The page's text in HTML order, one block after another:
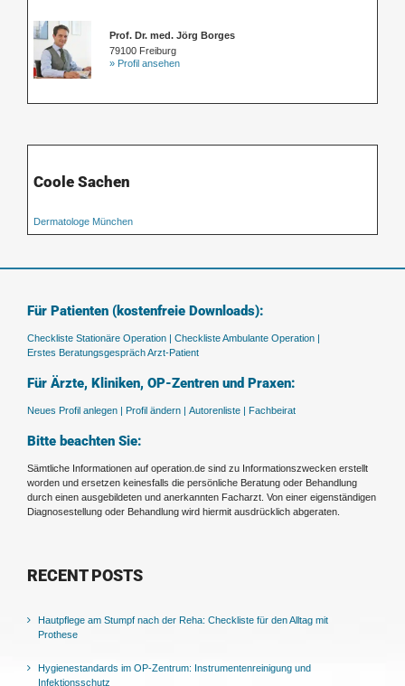
Prof. Dr. med. Jörg Borges
79100 Freiburg
» Profil ansehen
Coole Sachen
Dermatologe München
Für Patienten (kostenfreie Downloads):
Checkliste Stationäre Operation |
Checkliste Ambulante Operation |
Erstes Beratungsgespräch Arzt-Patient
Für Ärzte, Kliniken, OP-Zentren und Praxen:
Neues Profil anlegen | Profil ändern | Autorenliste | Fachbeirat
Bitte beachten Sie:
Sämtliche Informationen auf operation.de sind zu Informationszwecken erstellt
worden und ersetzen keinesfalls die persönliche Beratung oder Behandlung
durch einen ausgebildeten und anerkannten Facharzt. Von einer eigenständigen
Diagnosestellung oder Behandlung wird hiermit ausdrücklich abgeraten.
RECENT POSTS
Hautpflege am Stumpf nach der Reha: Checkliste für den Alltag mit
Prothese
Hygienestandards im OP-Zentrum: Instrumentenreinigung und
Infektionsschutz